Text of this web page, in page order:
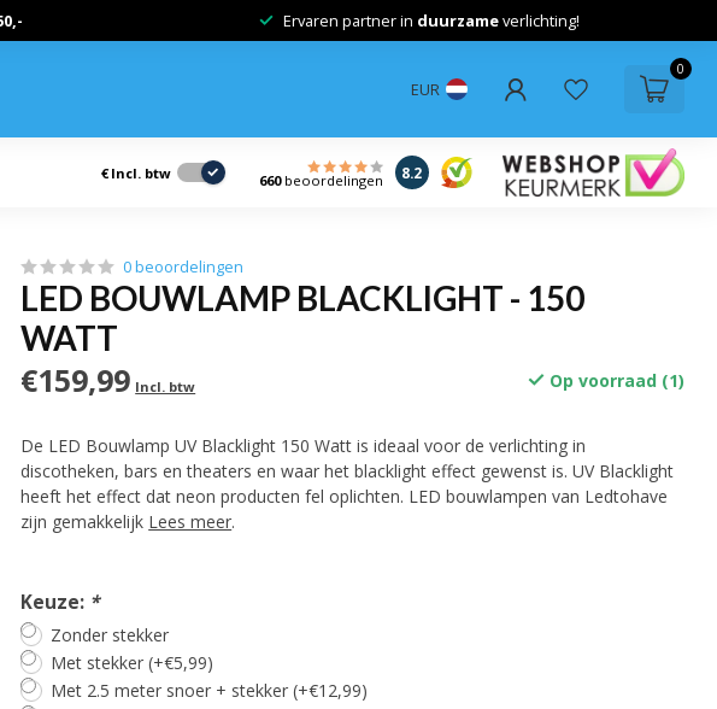
Ervaren partner in duurzameverlichting!
EUR
0
€ Incl. btw 660beoordelingen 8.2
0 beoordelingen
LED BOUWLAMP BLACKLIGHT - 150
WATT
€159,99 Incl. btw Op voorraad (1)
De LED Bouwlamp UV Blacklight 150 Watt is ideaal voor de verlichting in
discotheken, bars en theaters en waar het blacklight effect gewenst is. UV Blacklight
heeft het effect dat neon producten fel oplichten. LED bouwlampen van Ledtohave
zijn gemakkelijk Lees meer.
Keuze: *
Zonder stekker
Met stekker (+€5,99)
Met 2.5 meter snoer + stekker (+€12,99)